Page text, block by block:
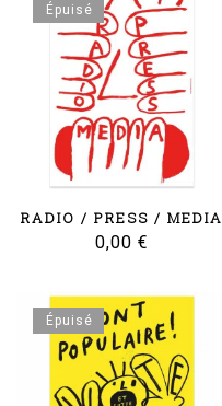
Épuisé
RADIO / PRESS / MEDIA
0,00 €
Épuisé